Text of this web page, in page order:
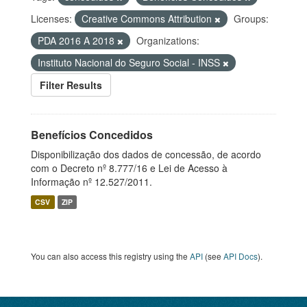
Licenses:
Creative Commons Attribution
Groups:
PDA 2016 A 2018
Organizations:
Instituto Nacional do Seguro Social - INSS
Filter Results
Benefícios Concedidos
Disponibilização dos dados de concessão, de acordo
com o Decreto nº 8.777/16 e Lei de Acesso à
Informação nº 12.527/2011.
CSV ZIP
You can also access this registry using the API (see API Docs).